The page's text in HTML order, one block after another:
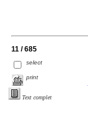
11 / 685
select
print
Text complet